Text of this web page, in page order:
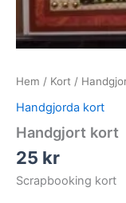
Hem / Kort /
Handgjorda kort
Handgjort kort
25 kr
Scrapbooking kort